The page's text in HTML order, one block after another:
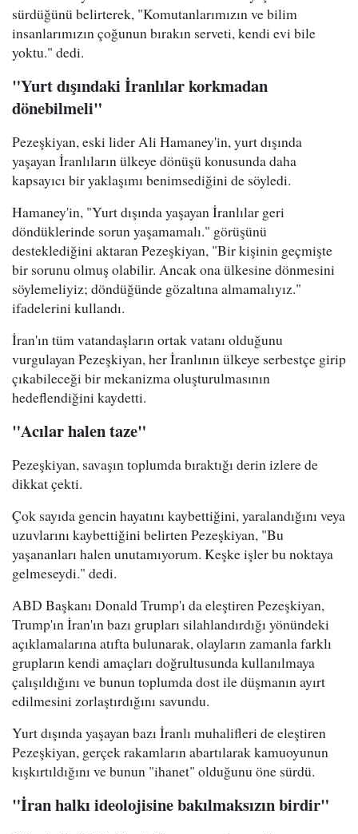
sürdüğünü belirterek, "Komutanlarımızın ve bilim
insanlarımızın çoğunun bırakın serveti, kendi evi bile
yoktu." dedi.
"Yurt dışındaki İranlılar korkmadan
dönebilmeli"
Pezeşkiyan, eski lider Ali Hamaney'in, yurt dışında
yaşayan İranlıların ülkeye dönüşü konusunda daha
kapsayıcı bir yaklaşımı benimsediğini de söyledi.
Hamaney'in, "Yurt dışında yaşayan İranlılar geri
döndüklerinde sorun yaşamamalı." görüşünü
desteklediğini aktaran Pezeşkiyan, "Bir kişinin geçmişte
bir sorunu olmuş olabilir. Ancak ona ülkesine dönmesini
söylemeliyiz; döndüğünde gözaltına almamalıyız."
ifadelerini kullandı.
İran'ın tüm vatandaşların ortak vatanı olduğunu
vurgulayan Pezeşkiyan, her İranlının ülkeye serbestçe girip
çıkabileceği bir mekanizma oluşturulmasının
hedeflendiğini kaydetti.
"Acılar halen taze"
Pezeşkiyan, savaşın toplumda bıraktığı derin izlere de
dikkat çekti.
Çok sayıda gencin hayatını kaybettiğini, yaralandığını veya
uzuvlarını kaybettiğini belirten Pezeşkiyan, "Bu
yaşananları halen unutamıyorum. Keşke işler bu noktaya
gelmeseydi." dedi.
ABD Başkanı Donald Trump'ı da eleştiren Pezeşkiyan,
Trump'ın İran'ın bazı grupları silahlandırdığı yönündeki
açıklamalarına atıfta bulunarak, olayların zamanla farklı
grupların kendi amaçları doğrultusunda kullanılmaya
çalışıldığını ve bunun toplumda dost ile düşmanın ayırt
edilmesini zorlaştırdığını savundu.
Yurt dışında yaşayan bazı İranlı muhalifleri de eleştiren
Pezeşkiyan, gerçek rakamların abartılarak kamuoyunun
kışkırtıldığını ve bunun "ihanet" olduğunu öne sürdü.
"İran halkı ideolojisine bakılmaksızın birdir"